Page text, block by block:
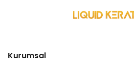
Kurumsal